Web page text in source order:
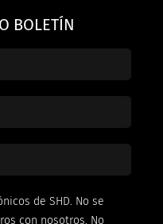
BOLETÍN
de SHD. No se
con nosotros. No